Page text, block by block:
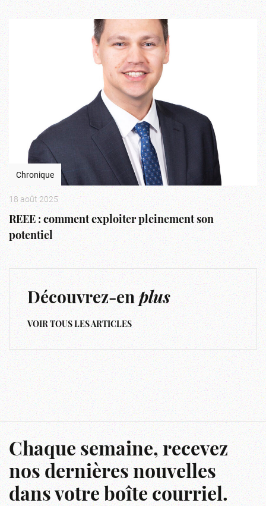
Chronique
18 août 2025
REEE : comment exploiter pleinement son
potentiel
Découvrez-enplus
VOIR TOUS LES ARTICLES
Chaque semaine, recevez
nos dernières nouvelles
dans votre boîte courriel.